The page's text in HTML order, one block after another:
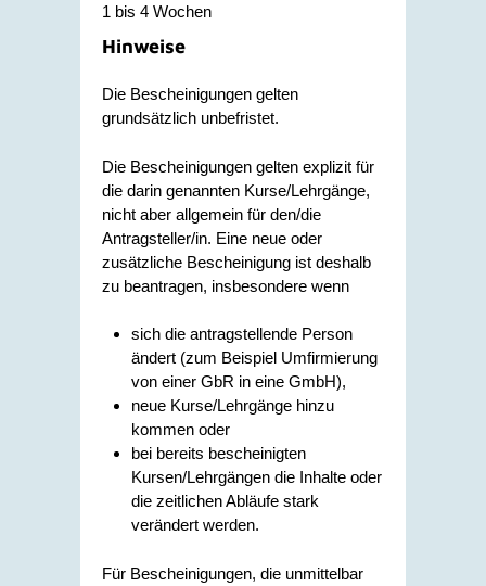
1 bis 4 Wochen
Hinweise
Die Bescheinigungen gelten
grundsätzlich unbefristet.
Die Bescheinigungen gelten explizit für
die darin genannten Kurse/Lehrgänge,
nicht aber allgemein für den/die
Antragsteller/in. Eine neue oder
zusätzliche Bescheinigung ist deshalb
zu beantragen, insbesondere wenn
sich die antragstellende Person
ändert (zum Beispiel Umfirmierung
von einer GbR in eine GmbH),
neue Kurse/Lehrgänge hinzu
kommen oder
bei bereits bescheinigten
Kursen/Lehrgängen die Inhalte oder
die zeitlichen Abläufe stark
verändert werden.
Für Bescheinigungen, die unmittelbar